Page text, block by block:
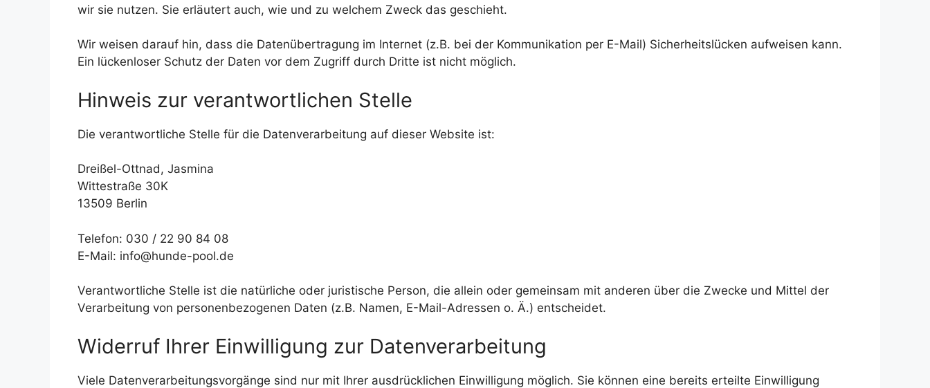
wir sie nutzen. Sie erläutert auch, wie und zu welchem Zweck das geschieht.
Wir weisen darauf hin, dass die Datenübertragung im Internet (z.B. bei der Kommunikation per E-Mail) Sicherheitslücken aufweisen kann.
Ein lückenloser Schutz der Daten vor dem Zugriff durch Dritte ist nicht möglich.
Hinweis zur verantwortlichen Stelle
Die verantwortliche Stelle für die Datenverarbeitung auf dieser Website ist:
Dreißel-Ottnad, Jasmina
Wittestraße 30K
13509 Berlin
Telefon: 030 / 22 90 84 08
E-Mail: info@hunde-pool.de
Verantwortliche Stelle ist die natürliche oder juristische Person, die allein oder gemeinsam mit anderen über die Zwecke und Mittel der
Verarbeitung von personenbezogenen Daten (z.B. Namen, E-Mail-Adressen o. Ä.) entscheidet.
Widerruf Ihrer Einwilligung zur Datenverarbeitung
Viele Datenverarbeitungsvorgänge sind nur mit Ihrer ausdrücklichen Einwilligung möglich. Sie können eine bereits erteilte Einwilligung